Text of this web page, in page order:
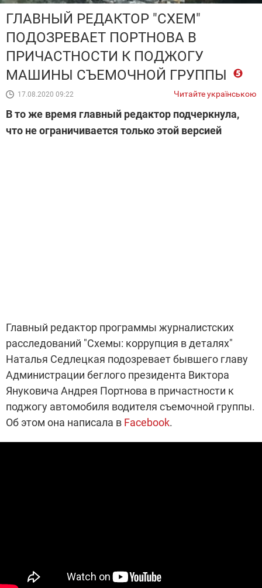
ГЛАВНЫЙ РЕДАКТОР "СХЕМ"
ПОДОЗРЕВАЕТ ПОРТНОВА В
ПРИЧАСТНОСТИ К ПОДЖОГУ
МАШИНЫ СЪЕМОЧНОЙ ГРУППЫ
17.08.2020 09:22 Читайте українською
В то же время главный редактор подчеркнула,
что не ограничивается только этой версией
Главный редактор программы журналистских
расследований "Схемы: коррупция в деталях"
Наталья Седлецкая подозревает бывшего главу
Администрации беглого президента Виктора
Януковича Андрея Портнова в причастности к
поджогу автомобиля водителя съемочной группы.
Об этом она написала в Facebook.